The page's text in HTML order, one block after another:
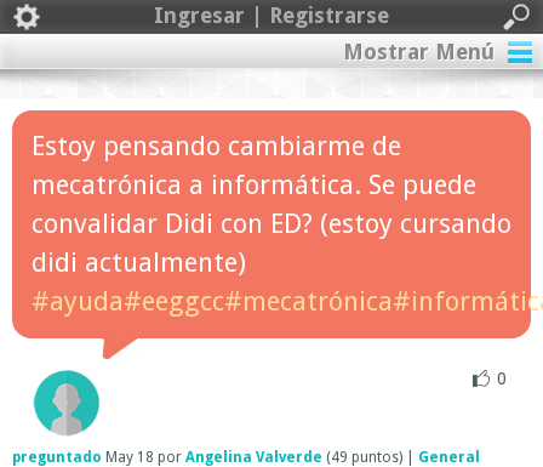
Ingresar | Registrarse
Mostrar Menú
Estoy pensando cambiarme de
mecatrónica a informática. Se puede
convalidar Didi con ED? (estoy cursando
didi actualmente)
0
preguntado May 18 por Angelina Valverde (49 puntos) General